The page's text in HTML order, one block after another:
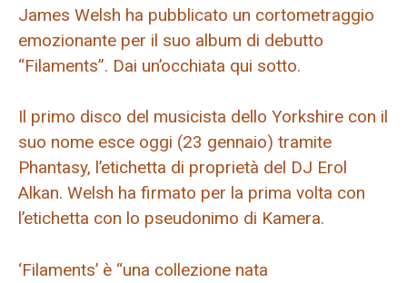
James Welsh ha pubblicato un cortometraggio
emozionante per il suo album di debutto
“Filaments”. Dai un’occhiata qui sotto.
Il primo disco del musicista dello Yorkshire con il
suo nome esce oggi (23 gennaio) tramite
Phantasy, l’etichetta di proprietà del DJ Erol
Alkan. Welsh ha firmato per la prima volta con
l’etichetta con lo pseudonimo di Kamera.
‘Filaments’ è “una collezione nata